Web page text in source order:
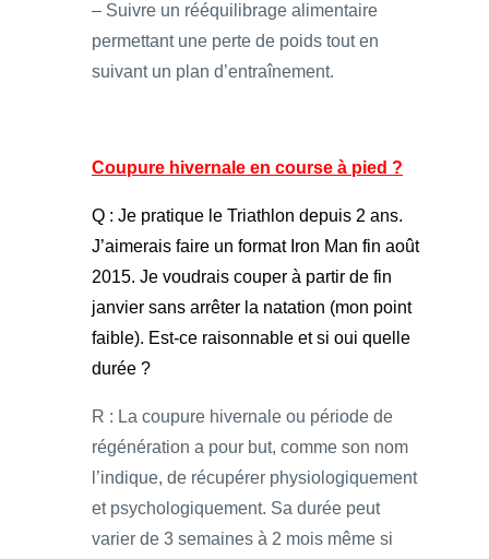
– Suivre un rééquilibrage alimentaire
permettant une perte de poids tout en
suivant un plan d’entraînement.
Coupure hivernale en course à pied ?
Q : Je pratique le Triathlon depuis 2 ans.
J’aimerais faire un format Iron Man fin août
2015. Je voudrais couper à partir de fin
janvier sans arrêter la natation (mon point
faible). Est-ce raisonnable et si oui quelle
durée ?
R : La coupure hivernale ou période de
régénération a pour but, comme son nom
l’indique, de récupérer physiologiquement
et psychologiquement. Sa durée peut
varier de 3 semaines à 2 mois même si